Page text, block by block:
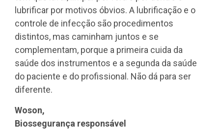
lubrificar por motivos óbvios. A lubrificação e o
controle de infecção são procedimentos
distintos, mas caminham juntos e se
complementam, porque a primeira cuida da
saúde dos instrumentos e a segunda da saúde
do paciente e do profissional. Não dá para ser
diferente.
Woson,
Biossegurança responsável